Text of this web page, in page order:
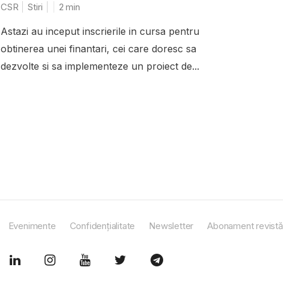
CSR Stiri 2 min
Astazi au inceput inscrierile in cursa pentru
obtinerea unei finantari, cei care doresc sa
dezvolte si sa implementeze un proiect de...
Evenimente Confidențialitate Newsletter Abonament revistă